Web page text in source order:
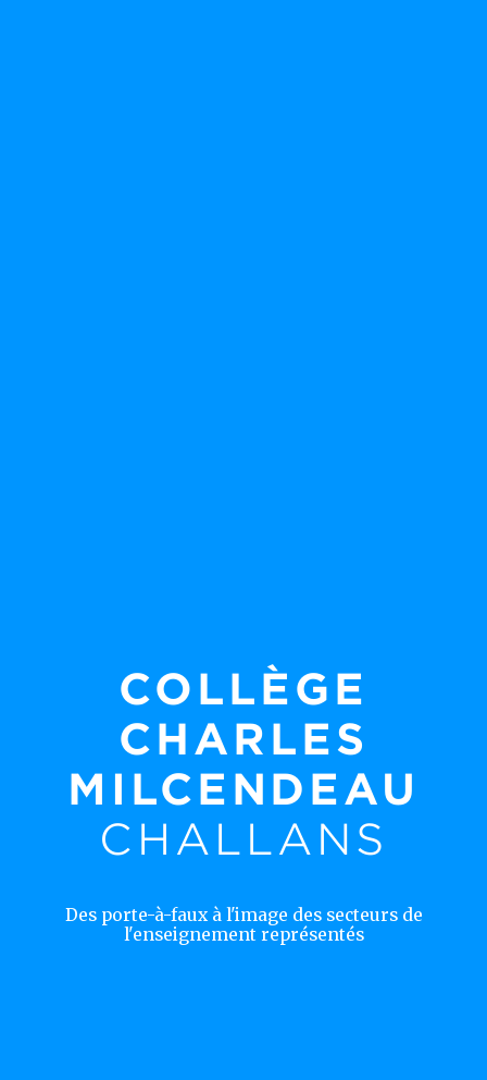
COLLÈGE
CHARLES
MILCENDEAU
CHALLANS
Des porte-à-faux à l'image des secteurs de
l'enseignement représentés